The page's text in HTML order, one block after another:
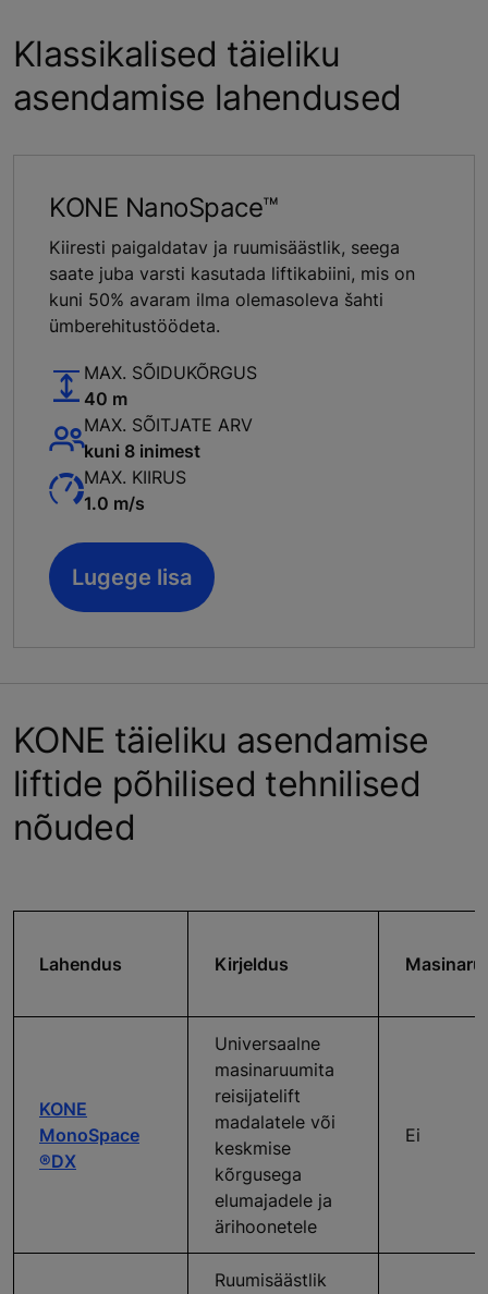
Klassikalised täieliku
asendamise lahendused
KONE NanoSpace™
Kiiresti paigaldatav ja ruumisäästlik, seega
saate juba varsti kasutada liftikabiini, mis on
kuni 50% avaram ilma olemasoleva šahti
ümberehitustöödeta.
MAX. SÕIDUKÕRGUS
40 m
MAX. SÕITJATE ARV
kuni 8 inimest
MAX. KIIRUS
1.0 m/s
Lugege lisa
KONE täieliku asendamise
liftide põhilised tehnilised
nõuded
Lahendus Kirjeldus
KONE
MonoSpace
®DX
Universaalne
masinaruumita
reisijatelift
madalatele või
keskmise
kõrgusega
elumajadele ja
ärihoonetele
Ei
Ruumisäästlik